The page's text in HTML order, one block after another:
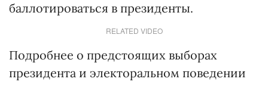
баллотироваться в президенты.
RELATED VIDEO
Подробнее о предстоящих выборах
президента и электоральном поведении